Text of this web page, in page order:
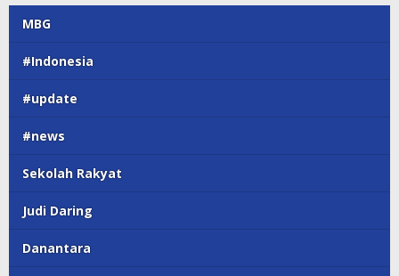
MBG
#Indonesia
#update
#news
Sekolah Rakyat
Judi Daring
Danantara